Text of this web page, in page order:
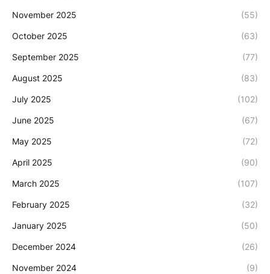
November 2025 (55)
October 2025 (63)
September 2025 (77)
August 2025 (83)
July 2025 (102)
June 2025 (67)
May 2025 (72)
April 2025 (90)
March 2025 (107)
February 2025 (32)
January 2025 (50)
December 2024 (26)
November 2024 (9)